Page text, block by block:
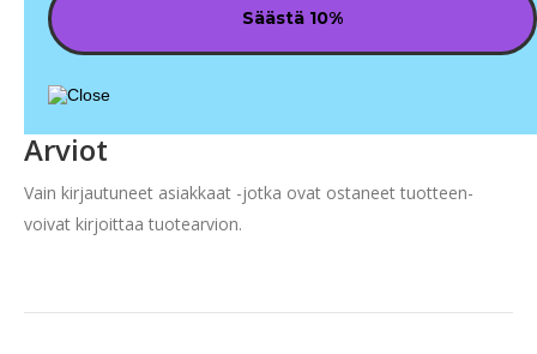
Arviot
Vain kirjautuneet asiakkaat -jotka ovat ostaneet tuotteen-
voivat kirjoittaa tuotearvion.